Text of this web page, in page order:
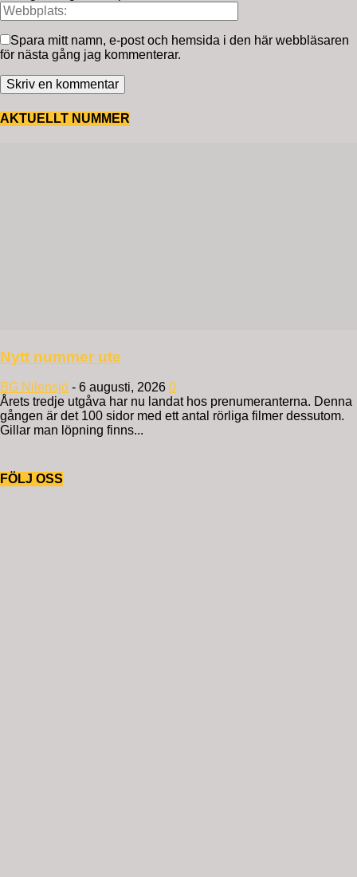
Spara mitt namn, e-post och hemsida i den här webbläsaren
för nästa gång jag kommenterar.
AKTUELLT NUMMER
Nytt nummer ute
BG Nilensjö - 6 augusti, 2026 0
Årets tredje utgåva har nu landat hos prenumeranterna. Denna
gången är det 100 sidor med ett antal rörliga filmer dessutom.
Gillar man löpning finns...
FÖLJ OSS